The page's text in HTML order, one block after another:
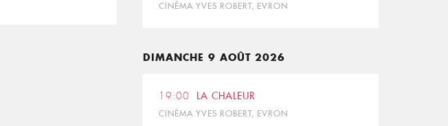
CINÉMA YVES ROBERT, EVRON
DIMANCHE 9 AOÛT 2026
19:00 LA CHALEUR
CINÉMA YVES ROBERT, EVRON